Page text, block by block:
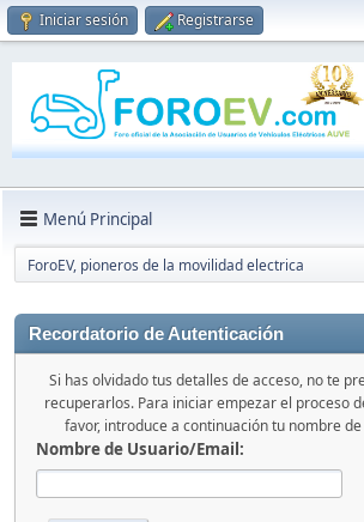
Iniciar sesión Registrarse
Menú Principal
ForoEV, pioneros de la movilidad electrica
Recordatorio de Autenticación
Si has olvidado tus detalles de acceso, no te
recuperarlos. Para iniciar empezar el proceso
favor, introduce a continuación tu nombre
Nombre de Usuario/Email: